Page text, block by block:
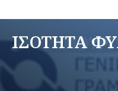
ΙΣΟΤΗΤΑ